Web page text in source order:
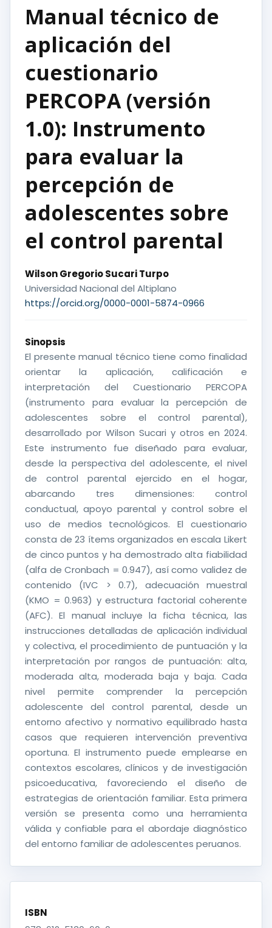
Manual técnico de
aplicación del
cuestionario
PERCOPA (versión
1.0): Instrumento
para evaluar la
percepción de
adolescentes sobre
el control parental
Wilson Gregorio Sucari Turpo
Universidad Nacional del Altiplano
https://orcid.org/0000-0001-5874-0966
Sinopsis
El presente manual técnico tiene como finalidad
orientar la aplicación, calificación e
interpretación del Cuestionario PERCOPA
(instrumento para evaluar la percepción de
adolescentes sobre el control parental),
desarrollado por Wilson Sucari y otros en 2024.
Este instrumento fue diseñado para evaluar,
desde la perspectiva del adolescente, el nivel
de control parental ejercido en el hogar,
abarcando tres dimensiones: control
conductual, apoyo parental y control sobre el
uso de medios tecnológicos. El cuestionario
consta de 23 ítems organizados en escala Likert
de cinco puntos y ha demostrado alta fiabilidad
(alfa de Cronbach = 0.947), así como validez de
contenido (IVC > 0.7), adecuación muestral
(KMO = 0.963) y estructura factorial coherente
(AFC). El manual incluye la ficha técnica, las
instrucciones detalladas de aplicación individual
y colectiva, el procedimiento de puntuación y la
interpretación por rangos de puntuación: alta,
moderada alta, moderada baja y baja. Cada
nivel permite comprender la percepción
adolescente del control parental, desde un
entorno afectivo y normativo equilibrado hasta
casos que requieren intervención preventiva
oportuna. El instrumento puede emplearse en
contextos escolares, clínicos y de investigación
psicoeducativa, favoreciendo el diseño de
estrategias de orientación familiar. Esta primera
versión se presenta como una herramienta
válida y confiable para el abordaje diagnóstico
del entorno familiar de adolescentes peruanos.
ISBN